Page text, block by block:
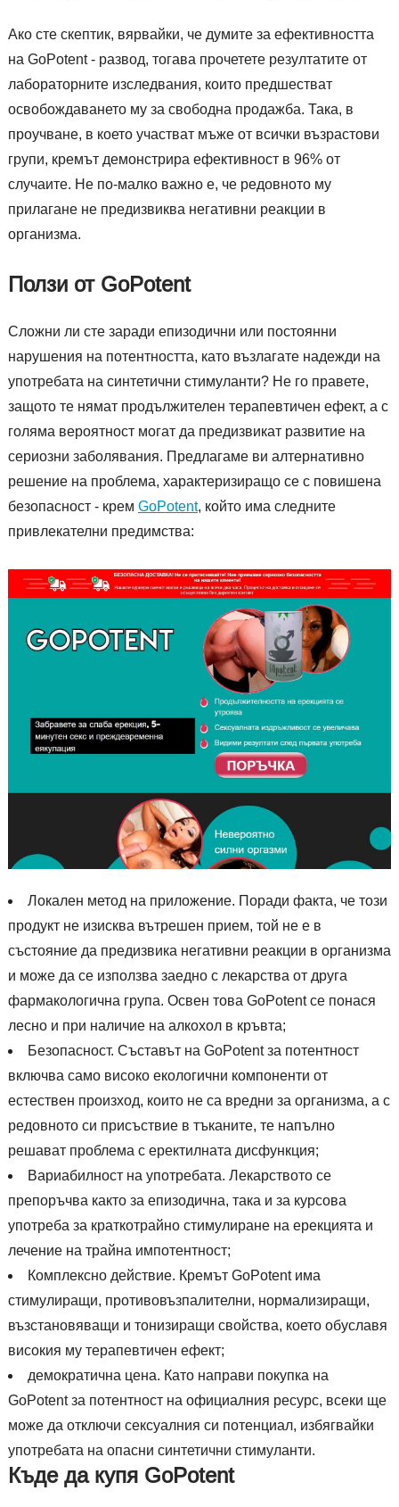
Ако сте скептик, вярвайки, че думите за ефективността
на GoPotent - развод, тогава прочетете резултатите от
лабораторните изследвания, които предшестват
освобождаването му за свободна продажба. Така, в
проучване, в което участват мъже от всички възрастови
групи, кремът демонстрира ефективност в 96% от
случаите. Не по-малко важно е, че редовното му
прилагане не предизвиква негативни реакции в
организма.
Ползи от GoPotent
Сложни ли сте заради епизодични или постоянни
нарушения на потентността, като възлагате надежди на
употребата на синтетични стимуланти? Не го правете,
защото те нямат продължителен терапевтичен ефект, а с
голяма вероятност могат да предизвикат развитие на
сериозни заболявания. Предлагаме ви алтернативно
решение на проблема, характеризиращо се с повишена
безопасност - крем GoPotent, който има следните
привлекателни предимства:
Локален метод на приложение. Поради факта, че този
продукт не изисква вътрешен прием, той не е в
състояние да предизвика негативни реакции в организма
и може да се използва заедно с лекарства от друга
фармакологична група. Освен това GoPotent се понася
лесно и при наличие на алкохол в кръвта;
Безопасност. Съставът на GoPotent за потентност
включва само високо екологични компоненти от
естествен произход, които не са вредни за организма, а с
редовното си присъствие в тъканите, те напълно
решават проблема с еректилната дисфункция;
Вариабилност на употребата. Лекарството се
препоръчва както за епизодична, така и за курсова
употреба за краткотрайно стимулиране на ерекцията и
лечение на трайна импотентност;
Комплексно действие. Кремът GoPotent има
стимулиращи, противовъзпалителни, нормализиращи,
възстановяващи и тонизиращи свойства, което обуславя
високия му терапевтичен ефект;
демократична цена. Като направи покупка на
GoPotent за потентност на официалния ресурс, всеки ще
може да отключи сексуалния си потенциал, избягвайки
употребата на опасни синтетични стимуланти.
Къде да купя GoPotent